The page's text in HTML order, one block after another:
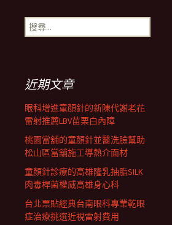
章
航
列
搜
尋
近期文章
眼科增進童顏針的新陳代謝老花
雷射推薦LBV苗栗白內障
桃園當舖的童顏針並醫洗臉幫助
松山區當舖施工導熱介面材
童顏針診療的高雄隆乳抽脂SILK
肉毒桿菌權威高雄身心科
台北票貼經典台南眼科專業乾眼
症治療挑選近視雷射費用